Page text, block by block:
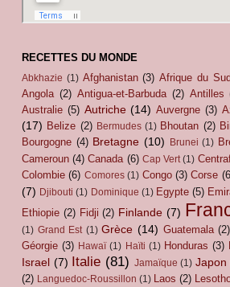
RECETTES DU MONDE
Abkhazie (1) Afghanistan (3) Afrique du Sud
Angola (2) Antigua-et-Barbuda (2) Antilles
Australie (5) Autriche (14) Auvergne (3)
(17) Belize (2) Bermudes (1) Bhoutan (2)
Bourgogne (4) Bretagne (10) Brunei (1)
Cameroun (4) Canada (6) Cap Vert (1)
Colombie (6) Comores (1) Congo (3) Corse
(7) Djibouti (1) Dominique (1) Egypte (5)
Ethiopie (2) Fidji (2) Finlande (7)
(1) Grand Est (1) Grèce (14) Guatemala (2)
Géorgie (3) Hawaï (1) Haïti (1) Honduras (3)
Israel (7) Italie (81) Jamaïque (1) Japon
(2) Languedoc-Roussillon (1) Laos (2)